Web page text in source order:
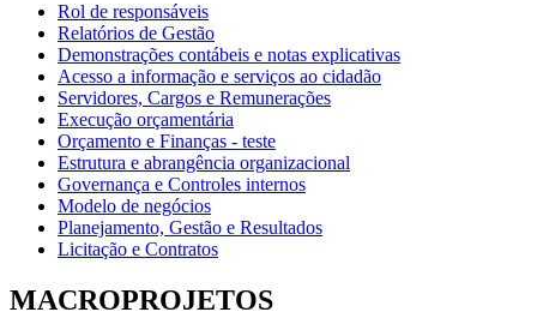
Rol de responsáveis
Relatórios de Gestão
Demonstrações contábeis e notas explicativas
Acesso a informação e serviços ao cidadão
Servidores, Cargos e Remunerações
Execução orçamentária
Orçamento e Finanças - teste
Estrutura e abrangência organizacional
Governança e Controles internos
Modelo de negócios
Planejamento, Gestão e Resultados
Licitação e Contratos
MACROPROJETOS